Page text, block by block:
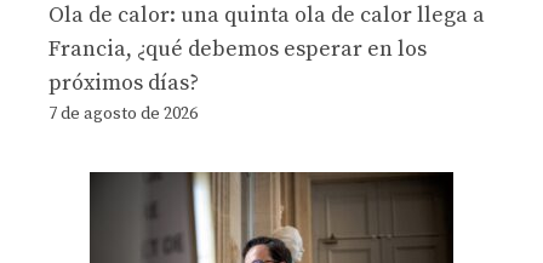
Ola de calor: una quinta ola de calor llega a
Francia, ¿qué debemos esperar en los
próximos días?
7 de agosto de 2026